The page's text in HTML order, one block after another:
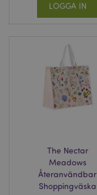
LOGGA IN
The Nectar
Meadows
Återanvändbar
Shoppingväska